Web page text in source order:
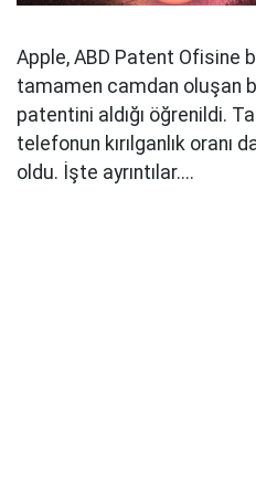
Apple, ABD Patent Ofisine
tamamen camdan oluşan
patentini aldığı öğrenildi.
telefonun kırılganlık oranı
oldu. İşte ayrıntılar....